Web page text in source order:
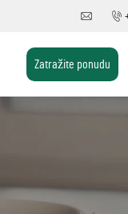
Zatražite ponudu